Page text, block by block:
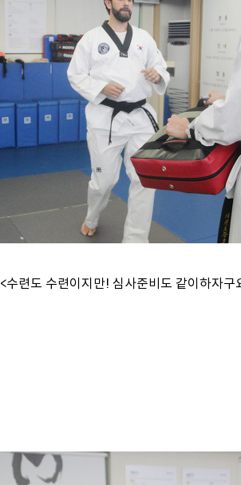
<수련도 수련이지만! 심사준비도 같이하자구